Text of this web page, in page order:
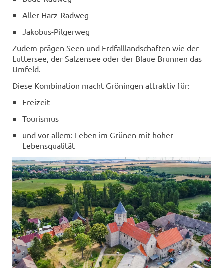
Aller-Harz-Radweg
Jakobus-Pilgerweg
Zudem prägen Seen und Erdfalllandschaften wie der
Luttersee, der Salzensee oder der Blaue Brunnen das
Umfeld.
Diese Kombination macht Gröningen attraktiv für:
Freizeit
Tourismus
und vor allem: Leben im Grünen mit hoher
Lebensqualität